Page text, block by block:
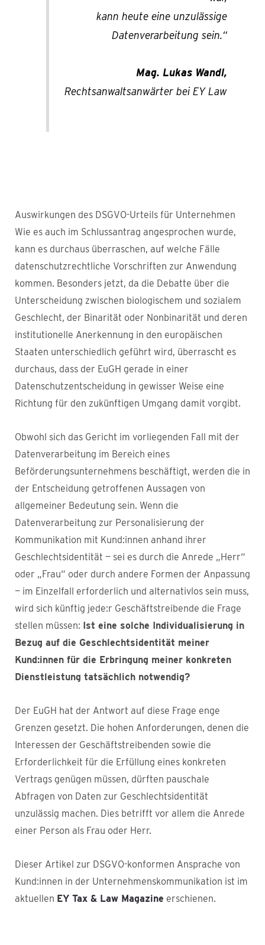
kann heute eine unzulässige
Datenverarbeitung sein.“
Mag. Lukas Wandl,
Rechtsanwaltsanwärter bei EY Law
Auswirkungen des DSGVO-Urteils für Unternehmen
Wie es auch im Schlussantrag angesprochen wurde,
kann es durchaus überraschen, auf welche Fälle
datenschutzrechtliche Vorschriften zur Anwendung
kommen. Besonders jetzt, da die Debatte über die
Unterscheidung zwischen biologischem und sozialem
Geschlecht, der Binarität oder Nonbinarität und deren
institutionelle Anerkennung in den europäischen
Staaten unterschiedlich geführt wird, überrascht es
durchaus, dass der EuGH gerade in einer
Datenschutzentscheidung in gewisser Weise eine
Richtung für den zukünftigen Umgang damit vorgibt.
Obwohl sich das Gericht im vorliegenden Fall mit der
Datenverarbeitung im Bereich eines
Beförderungsunternehmens beschäftigt, werden die in
der Entscheidung getroffenen Aussagen von
allgemeiner Bedeutung sein. Wenn die
Datenverarbeitung zur Personalisierung der
Kommunikation mit Kund:innen anhand ihrer
Geschlechtsidentität — sei es durch die Anrede „Herr“
oder „Frau“ oder durch andere Formen der Anpassung
— im Einzelfall erforderlich und alternativlos sein muss,
wird sich künftig jede:r Geschäftstreibende die Frage
stellen müssen: Ist eine solche Individualisierung in
Bezug auf die Geschlechtsidentität meiner
Kund:innen für die Erbringung meiner konkreten
Dienstleistung tatsächlich notwendig?
Der EuGH hat der Antwort auf diese Frage enge
Grenzen gesetzt. Die hohen Anforderungen, denen die
Interessen der Geschäftstreibenden sowie die
Erforderlichkeit für die Erfüllung eines konkreten
Vertrags genügen müssen, dürften pauschale
Abfragen von Daten zur Geschlechtsidentität
unzulässig machen. Dies betrifft vor allem die Anrede
einer Person als Frau oder Herr.
Dieser Artikel zur DSGVO-konformen Ansprache von
Kund:innen in der Unternehmenskommunikation ist im
aktuellen EY Tax & Law Magazine erschienen.